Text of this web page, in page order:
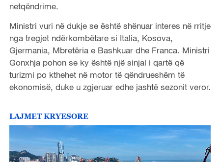
netqëndrime.
Ministri vuri në dukje se është shënuar interes në rritje
nga tregjet ndërkombëtare si Italia, Kosova,
Gjermania, Mbretëria e Bashkuar dhe Franca. Ministri
Gonxhja pohon se ky është një sinjal i qartë që
turizmi po kthehet në motor të qëndrueshëm të
ekonomisë, duke u zgjeruar edhe jashtë sezonit veror.
LAJMET KRYESORE